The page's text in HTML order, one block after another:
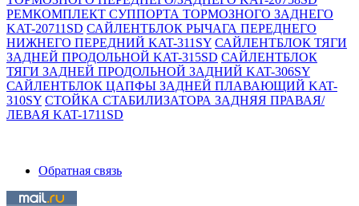
РЕМКОМПЛЕКТ СУППОРТА ТОРМОЗНОГО ЗАДНЕГО
KAT-20711SD САЙЛЕНТБЛОК РЫЧАГА ПЕРЕДНЕГО
НИЖНЕГО ПЕРЕДНИЙ KAT-311SY САЙЛЕНТБЛОК ТЯГИ
ЗАДНЕЙ ПРОДОЛЬНОЙ KAT-315SD САЙЛЕНТБЛОК
ТЯГИ ЗАДНЕЙ ПРОДОЛЬНОЙ ЗАДНИЙ KAT-306SY
САЙЛЕНТБЛОК ЦАПФЫ ЗАДНЕЙ ПЛАВАЮЩИЙ KAT-
310SY СТОЙКА СТАБИЛИЗАТОРА ЗАДНЯЯ ПРАВАЯ/
ЛЕВАЯ KAT-1711SD
Обратная связь